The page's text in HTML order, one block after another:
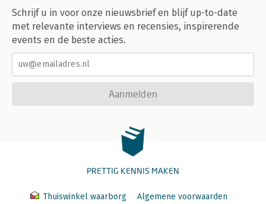
Schrijf u in voor onze nieuwsbrief en blijf up-to-date
met relevante interviews en recensies, inspirerende
events en de beste acties.
Aanmelden
PRETTIG KENNIS MAKEN
Thuiswinkel waarborg
Algemene voorwaarden